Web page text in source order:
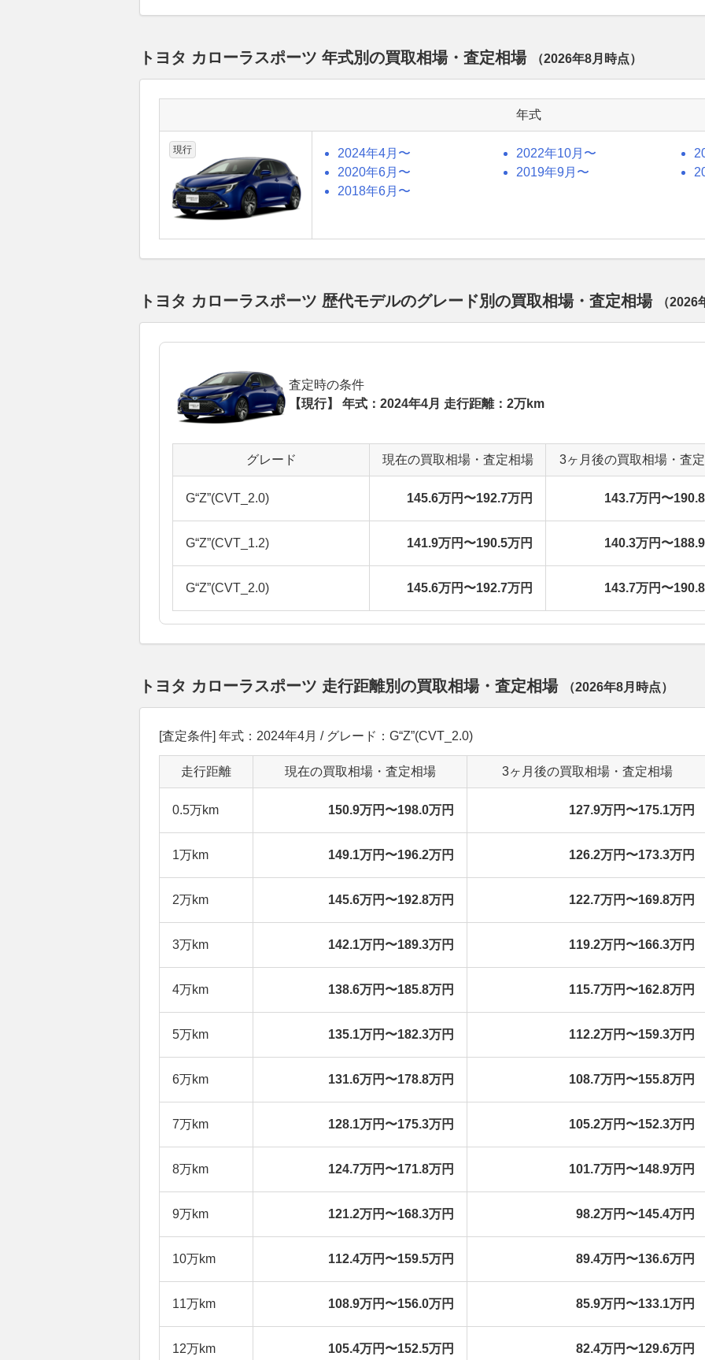
トヨタ カローラスポーツ 年式別の買取相場・査定相場 （2026年8月 時点）
年式
現行 2024年4月〜 2022年10月〜
2020年6月〜
2019年9月〜
2018年6月〜
トヨタ カローラスポーツ 歴代モデルのグレード別の買取相場・査定相場 （2026
査定時の条件
【現行】 年式：2024年4月 走行距離：2万km
グレード 現在の買取相場・査定相場 3ヶ月後の買取相場・査
G“Z”(CVT_2.0) 145.6万円〜192.7万円 143.7万円〜
G“Z”(CVT_1.2) 141.9万円〜190.5万円 140.3万円〜
G“Z”(CVT_2.0) 145.6万円〜192.7万円 143.7万円〜
トヨタ カローラスポーツ 走行距離別の買取相場・査定相場 （2026年8月 時点）
[査定条件] 年式：2024年4月 / グレード：G“Z”(CVT_2.0)
走行距離 現在の買取相場・査定相場 3ヶ月後の買取相場・査定相場
0.5万km 150.9万円〜198.0万円 127.9万円〜175.1万円
1万km 149.1万円〜196.2万円 126.2万円〜173.3万円
2万km 145.6万円〜192.8万円 122.7万円〜169.8万円
3万km 142.1万円〜189.3万円 119.2万円〜166.3万円
4万km 138.6万円〜185.8万円 115.7万円〜162.8万円
5万km 135.1万円〜182.3万円 112.2万円〜159.3万円
6万km 131.6万円〜178.8万円 108.7万円〜155.8万円
7万km 128.1万円〜175.3万円 105.2万円〜152.3万円
8万km 124.7万円〜171.8万円 101.7万円〜148.9万円
9万km 121.2万円〜168.3万円 98.2万円〜145.4万円
10万km 112.4万円〜159.5万円 89.4万円〜136.6万円
11万km 108.9万円〜156.0万円 85.9万円〜133.1万円
12万km 105.4万円〜152.5万円 82.4万円〜129.6万円